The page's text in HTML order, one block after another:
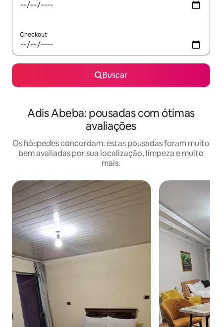
Checkout
Buscar
Adis Abeba: pousadas com ótimas
avaliações
Os hóspedes concordam: estas pousadas foram muito
bem avaliadas por sua localização, limpeza e muito
mais.